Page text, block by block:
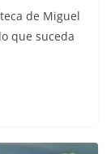
de Miguel
que suceda